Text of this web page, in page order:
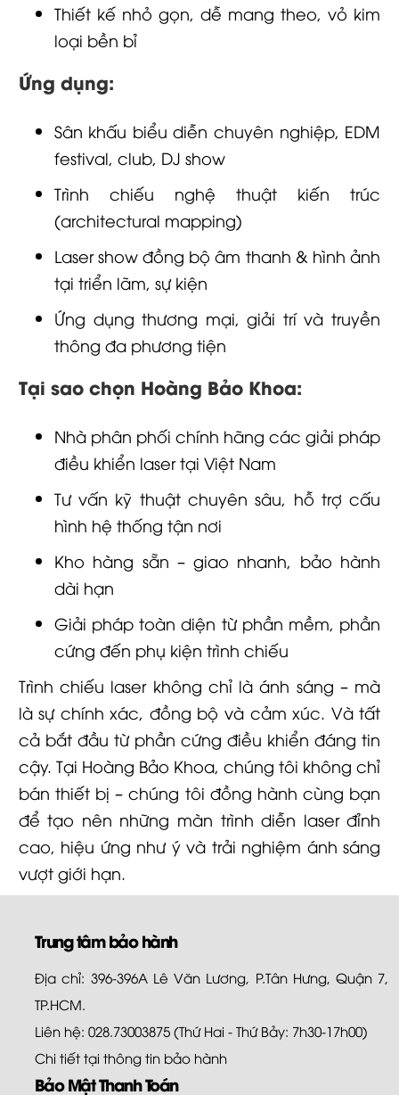
Thiết kế nhỏ gọn, dễ mang theo, vỏ kim
loại bền bỉ
Ứng dụng:
Sân khấu biểu diễn chuyên nghiệp, EDM
festival, club, DJ show
Trình chiếu nghệ thuật kiến trúc
(architectural mapping)
Laser show đồng bộ âm thanh & hình ảnh
tại triển lãm, sự kiện
Ứng dụng thương mại, giải trí và truyền
thông đa phương tiện
Tại sao chọn Hoàng Bảo Khoa:
Nhà phân phối chính hãng các giải pháp
điều khiển laser tại Việt Nam
Tư vấn kỹ thuật chuyên sâu, hỗ trợ cấu
hình hệ thống tận nơi
Kho hàng sẵn – giao nhanh, bảo hành
dài hạn
Giải pháp toàn diện từ phần mềm, phần
cứng đến phụ kiện trình chiếu
Trình chiếu laser không chỉ là ánh sáng – mà
là sự chính xác, đồng bộ và cảm xúc. Và tất
cả bắt đầu từ phần cứng điều khiển đáng tin
cậy. Tại Hoàng Bảo Khoa, chúng tôi không chỉ
bán thiết bị – chúng tôi đồng hành cùng bạn
để tạo nên những màn trình diễn laser đỉnh
cao, hiệu ứng như ý và trải nghiệm ánh sáng
vượt giới hạn.
Trung tâm bảo hành
Địa chỉ: 396-396A Lê Văn Lương, P.Tân Hưng, Quận 7,
TP.HCM.
Liên hệ: 028.73003875 (Thứ Hai - Thứ Bảy: 7h30-17h00)
Chi tiết tại thông tin bảo hành
Bảo Mật Thanh Toán